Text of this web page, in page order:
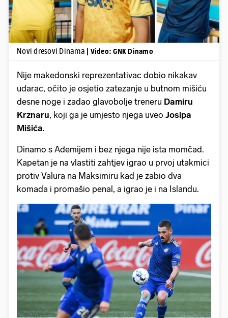
Novi dresovi Dinama | Video: GNK Dinamo
Nije makedonski reprezentativac dobio nikakav
udarac, očito je osjetio zatezanje u butnom mišiću
desne noge i zadao glavobolje treneru Damiru
Krznaru, koji ga je umjesto njega uveo Josipa
Mišića.
Dinamo s Ademijem i bez njega nije ista momčad.
Kapetan je na vlastiti zahtjev igrao u prvoj utakmici
protiv Valura na Maksimiru kad je zabio dva
komada i promašio penal, a igrao je i na Islandu.